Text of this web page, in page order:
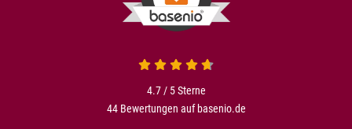
4.7 von 5
4.7 / 5Sterne
44 Bewertungen auf basenio.de